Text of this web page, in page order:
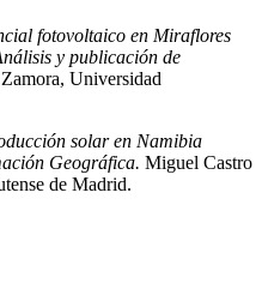
fotovoltaico en Miraflores
y publicación de
Universidad
solar en Namibia
Geográfica. Miguel Castro
de Madrid.